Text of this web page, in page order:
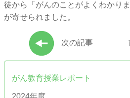
がん教育授業レポート
徒から「がんのことがよくわかり
が寄せられました。
次の記事